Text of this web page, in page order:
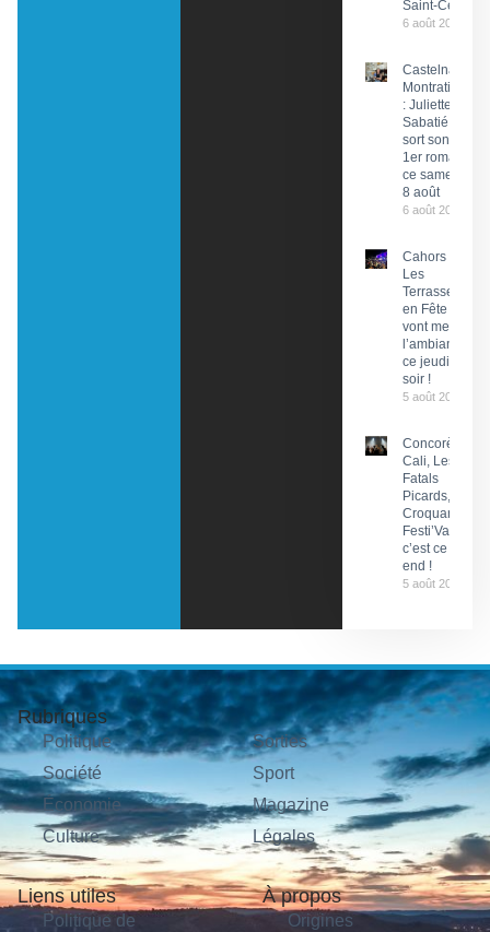
Saint-Céré
6 août 2026
Castelnau-
Montratier
: Juliette
Sabatié
sort son
1er roman
ce samedi
8 août
6 août 2026
Cahors :
Les
Terrasses
en Fête
vont mettre
l’ambiance
ce jeudi
soir !
5 août 2026
Concorès :
Cali, Les
Fatals
Picards, Les
Croquants…
Festi’ValCéou,
c’est ce week-
end !
5 août 2026
Rubriques
Politique
Société
Économie
Culture
Sorties
Sport
Magazine
Légales
Liens utiles
Politique de
À propos
Origines